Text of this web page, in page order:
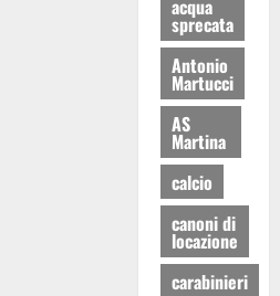
acqua
sprecata
Antonio
Martucci
AS
Martina
calcio
canoni di
locazione
carabinieri